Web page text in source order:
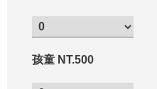
孩童 NT.500